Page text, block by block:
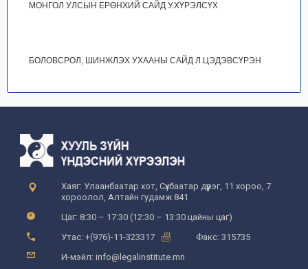
МОНГОЛ УЛСЫН ЕРӨНХИЙ САЙД У.ХҮРЭЛСҮХ
БОЛОВСРОЛ, ШИНЖЛЭХ УХААНЫ САЙД Л.ЦЭДЭВСҮРЭН
Хаяг: Улаанбаатар хот, Сүхбаатар дүүрэг, 11 хороо, 7
хороолол, Алтайн гудамж 841
Цаг: 8:30 – 17:30 (12:30 – 13:30 цайны цаг)
Утас: +(976)-11-323317
Факс: 315735
И-мэйл: info@legalinstitute.mn